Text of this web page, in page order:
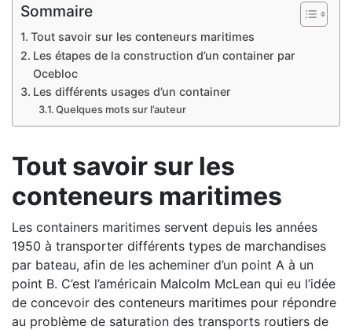
Sommaire
Tout savoir sur les conteneurs maritimes
Les étapes de la construction d’un container par
Ocebloc
Les différents usages d’un container
Quelques mots sur l’auteur
Tout savoir sur les
conteneurs maritimes
Les containers maritimes servent depuis les années
1950 à transporter différents types de marchandises
par bateau, afin de les acheminer d’un point A à un
point B. C’est l’américain Malcolm McLean qui eu l’idée
de concevoir des conteneurs maritimes pour répondre
au problème de saturation des transports routiers de